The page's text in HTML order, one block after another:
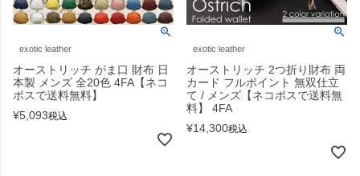
exotic leather
オーストリッチ がま口 財布 日
本製 メンズ 全20色 4FA【ネコ
ポスで送料無料】
¥5,093税込
exotic leather
オーストリッチ 2つ折り財布 両
カード フルポイント 無双仕立
て / メンズ【ネコポスで送料無
料】 4FA
¥14,300税込